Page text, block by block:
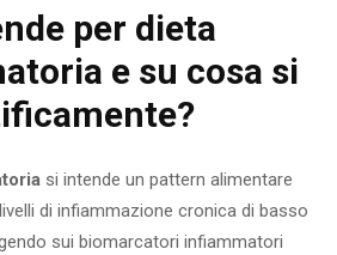
per dieta
e su cosa si
si intende un pattern alimentare
di infiammazione cronica di basso
sui biomarcatori infiammatori